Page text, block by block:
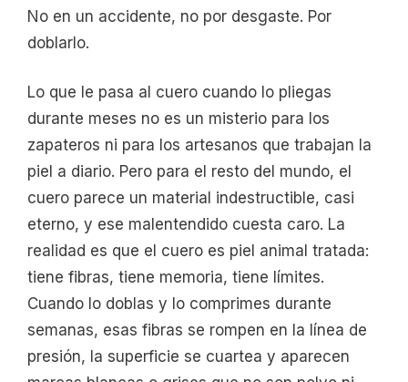
No en un accidente, no por desgaste. Por
doblarlo.
Lo que le pasa al cuero cuando lo pliegas
durante meses no es un misterio para los
zapateros ni para los artesanos que trabajan la
piel a diario. Pero para el resto del mundo, el
cuero parece un material indestructible, casi
eterno, y ese malentendido cuesta caro. La
realidad es que el cuero es piel animal tratada:
tiene fibras, tiene memoria, tiene límites.
Cuando lo doblas y lo comprimes durante
semanas, esas fibras se rompen en la línea de
presión, la superficie se cuartea y aparecen